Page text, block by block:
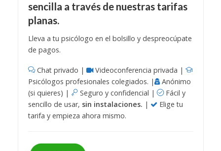
sencilla a través de nuestras tarifas
planas.
Lleva a tu psicólogo en el bolsillo y despreocúpate
de pagos.
Chat privado |
Videoconferencia privada |
Psicólogos profesionales colegiados. |
Anónimo
(si quieres) |
Seguro y confidencial |
Fácil y
sencillo de usar, sin instalaciones. |
Elige tu
tarifa y empieza ahora mismo.